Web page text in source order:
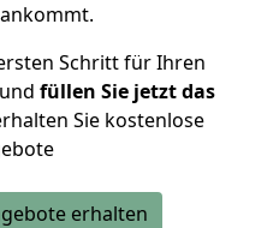
Schritt für Ihren
füllen Sie jetzt das
Sie kostenlose
erhalten